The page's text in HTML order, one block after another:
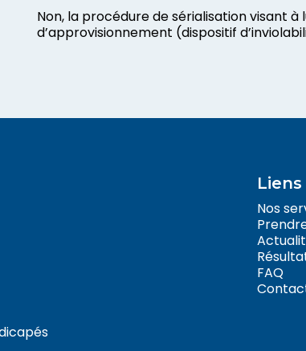
Non, la procédure de sérialisation visant
d’approvisionnement (dispositif
Nos
FAQ